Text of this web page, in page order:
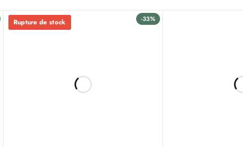
-33%
Rupture de stock